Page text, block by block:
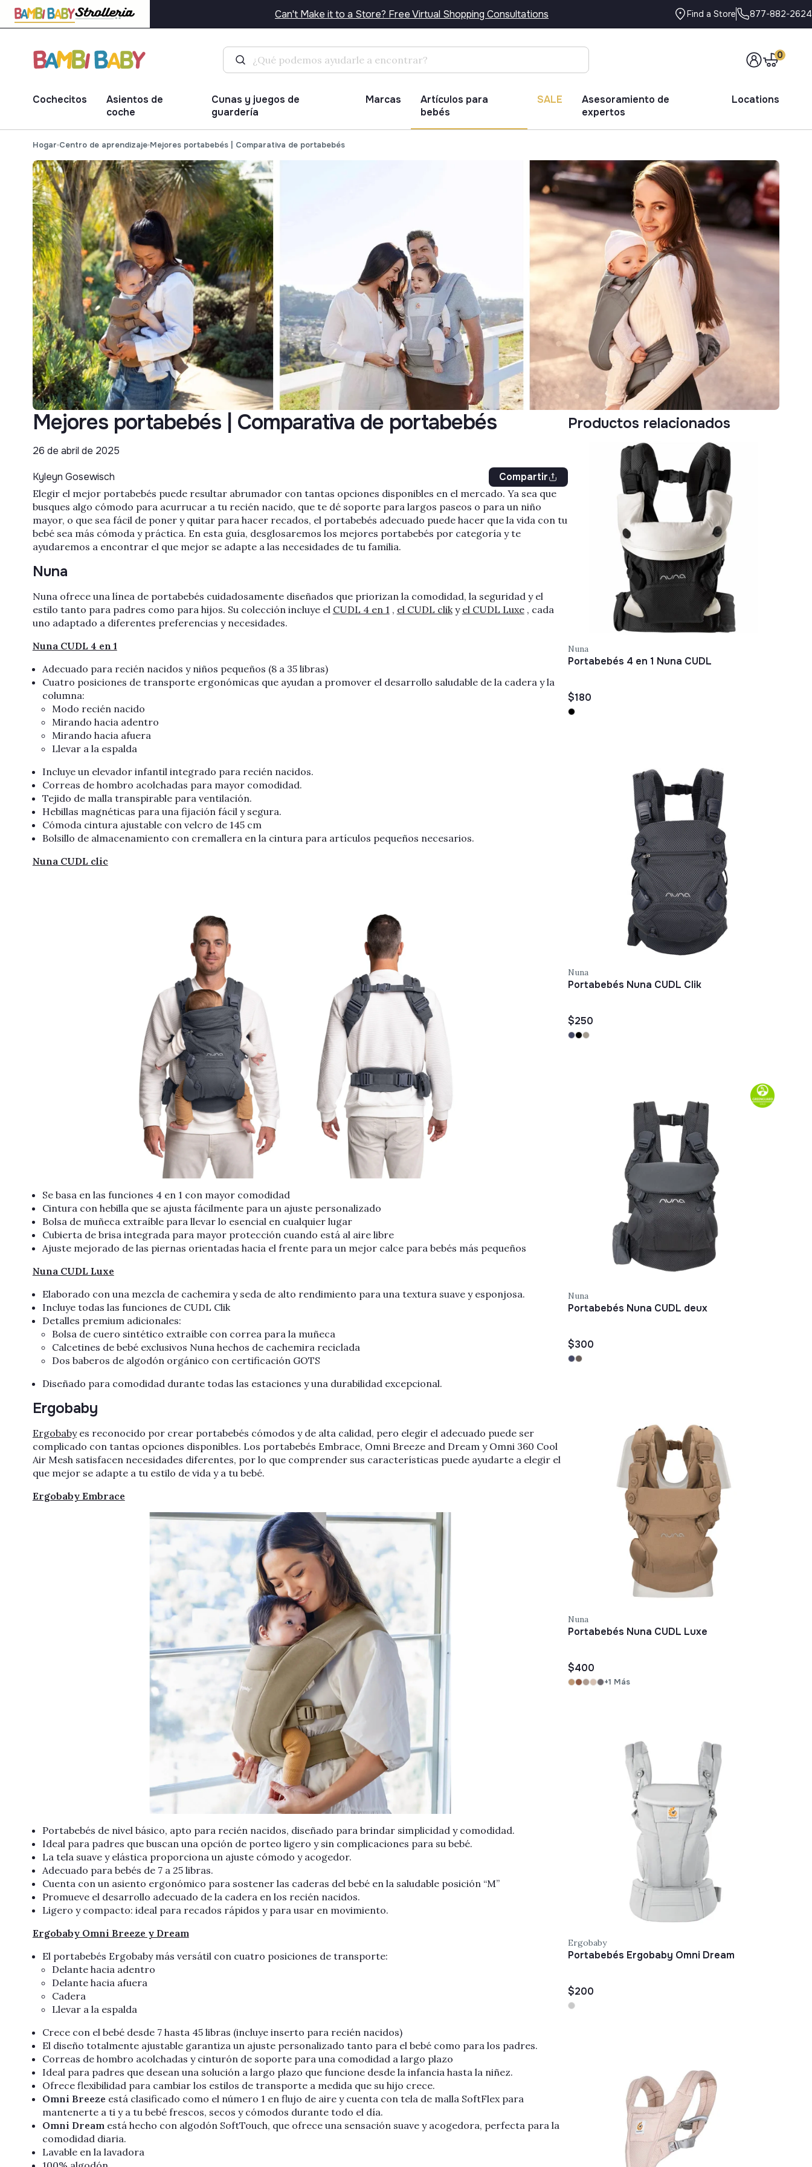
Can't Make it to a Store? Free Virtual Shopping Consultations Find a Store 877-882-2624
Buscar
0
Cochecitos
Asientos de
coche
Cunas y juegos de
guardería
Marcas
Artículos para
bebés
SALE
Asesoramiento de
expertos
Locations
Hogar Centro de aprendizaje Mejores portabebés | Comparativa de portabebés
Mejores portabebés | Comparativa de portabebés
26 de abril de 2025
Kyleyn Gosewisch Compartir
Elegir el mejor portabebés puede resultar abrumador con tantas opciones disponibles en el mercado. Ya sea que
busques algo cómodo para acurrucar a tu recién nacido, que te dé soporte para largos paseos o para un niño
mayor, o que sea fácil de poner y quitar para hacer recados, el portabebés adecuado puede hacer que la vida con tu
bebé sea más cómoda y práctica. En esta guía, desglosaremos los mejores portabebés por categoría y te
ayudaremos a encontrar el que mejor se adapte a las necesidades de tu familia.
Nuna
Nuna ofrece una línea de portabebés cuidadosamente diseñados que priorizan la comodidad, la seguridad y el
estilo tanto para padres como para hijos. Su colección incluye el CUDL 4 en 1 , el CUDL cliky el CUDL Luxe, cada
uno adaptado a diferentes preferencias y necesidades.
Nuna CUDL 4 en 1
Adecuado para recién nacidos y niños pequeños (8 a 35 libras)
Cuatro posiciones de transporte ergonómicas que ayudan a promover el desarrollo saludable de la cadera y la
columna:
Modo recién nacido
Mirando hacia adentro
Mirando hacia afuera
Llevar a la espalda
Incluye un elevador infantil integrado para recién nacidos.
Correas de hombro acolchadas para mayor comodidad.
Tejido de malla transpirable para ventilación.
Hebillas magnéticas para una fijación fácil y segura.
Cómoda cintura ajustable con velcro de 145 cm
Bolsillo de almacenamiento con cremallera en la cintura para artículos pequeños necesarios.
Nuna CUDL clic
Se basa en las funciones 4 en 1 con mayor comodidad
Cintura con hebilla que se ajusta fácilmente para un ajuste personalizado
Bolsa de muñeca extraíble para llevar lo esencial en cualquier lugar
Cubierta de brisa integrada para mayor protección cuando está al aire libre
Ajuste mejorado de las piernas orientadas hacia el frente para un mejor calce para bebés más pequeños
Nuna CUDL Luxe
Elaborado con una mezcla de cachemira y seda de alto rendimiento para una textura suave y esponjosa.
Incluye todas las funciones de CUDL Clik
Detalles premium adicionales:
Bolsa de cuero sintético extraíble con correa para la muñeca
Calcetines de bebé exclusivos Nuna hechos de cachemira reciclada
Dos baberos de algodón orgánico con certificación GOTS
Diseñado para comodidad durante todas las estaciones y una durabilidad excepcional.
Ergobaby
Ergobabyes reconocido por crear portabebés cómodos y de alta calidad, pero elegir el adecuado puede ser
complicado con tantas opciones disponibles. Los portabebés Embrace, Omni Breeze and Dream y Omni 360 Cool
Air Mesh satisfacen necesidades diferentes, por lo que comprender sus características puede ayudarte a elegir el
que mejor se adapte a tu estilo de vida y a tu bebé.
Ergobaby Embrace
Portabebés de nivel básico, apto para recién nacidos, diseñado para brindar simplicidad y comodidad.
Ideal para padres que buscan una opción de porteo ligero y sin complicaciones para su bebé.
La tela suave y elástica proporciona un ajuste cómodo y acogedor.
Adecuado para bebés de 7 a 25 libras.
Cuenta con un asiento ergonómico para sostener las caderas del bebé en la saludable posición “M”
Promueve el desarrollo adecuado de la cadera en los recién nacidos.
Ligero y compacto: ideal para recados rápidos y para usar en movimiento.
Ergobaby Omni Breeze y Dream
El portabebés Ergobaby más versátil con cuatro posiciones de transporte:
Delante hacia adentro
Delante hacia afuera
Cadera
Llevar a la espalda
Crece con el bebé desde 7 hasta 45 libras (incluye inserto para recién nacidos)
El diseño totalmente ajustable garantiza un ajuste personalizado tanto para el bebé como para los padres.
Correas de hombro acolchadas y cinturón de soporte para una comodidad a largo plazo
Ideal para padres que desean una solución a largo plazo que funcione desde la infancia hasta la niñez.
Ofrece flexibilidad para cambiar los estilos de transporte a medida que su hijo crece.
Omni Breeze está clasificado como el número 1 en flujo de aire y cuenta con tela de malla SoftFlex para
mantenerte a ti y a tu bebé frescos, secos y cómodos durante todo el día.
Omni Dream está hecho con algodón SoftTouch, que ofrece una sensación suave y acogedora, perfecta para la
comodidad diaria.
Lavable en la lavadora
Productos relacionados
Nuna
Portabebés 4 en 1 Nuna CUDL
$180
Nuna
Portabebés Nuna CUDL Clik
$250
Nuna
Portabebés Nuna CUDL deux
$300
Nuna
Portabebés Nuna CUDL Luxe
$400
+1 Más
Ergobaby
Portabebés Ergobaby Omni Dream
$200